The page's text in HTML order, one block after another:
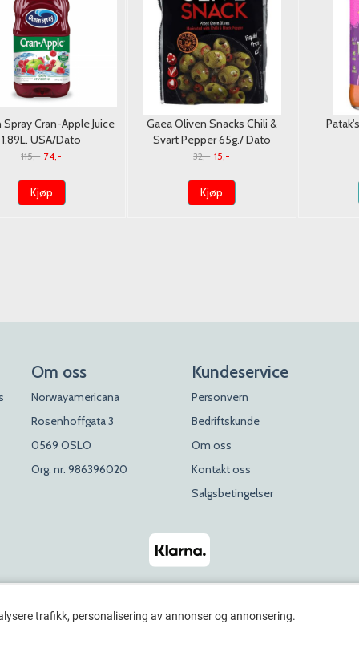
Cran-Apple Juice
1.89L. USA/Dato
115,- 74,-
Kjøp
Gaea Oliven Snacks Chili &
Svart Pepper 65g./ Dato
32,- 15,-
Kjøp
Om oss
Norwayamericana
Rosenhoffgata 3
0569 OSLO
Org. nr. 986396020
Kundeservice
Personvern
Bedriftskunde
Om oss
Kontakt oss
Salgsbetingelser
trafikk, personalisering av annonser og annonsering.